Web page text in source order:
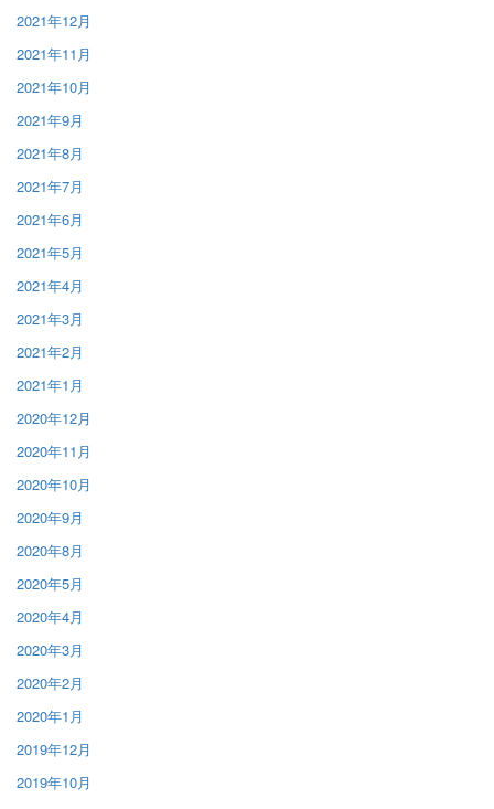
2021年12月
2021年11月
2021年10月
2021年9月
2021年8月
2021年7月
2021年6月
2021年5月
2021年4月
2021年3月
2021年2月
2021年1月
2020年12月
2020年11月
2020年10月
2020年9月
2020年8月
2020年5月
2020年4月
2020年3月
2020年2月
2020年1月
2019年12月
2019年10月